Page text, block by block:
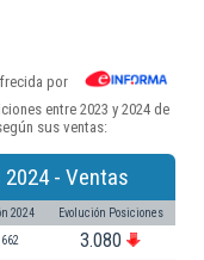
por
entre 2023 y 2024 de
sus ventas:
- Ventas
2024 Evolución Posiciones
3.080